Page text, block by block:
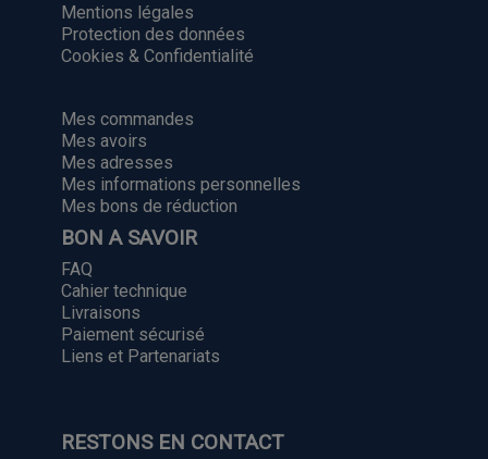
Mentions légales
Protection des données
Cookies & Confidentialité
Mes commandes
Mes avoirs
Mes adresses
Mes informations personnelles
Mes bons de réduction
BON A SAVOIR
FAQ
Cahier technique
Livraisons
Paiement sécurisé
Liens et Partenariats
RESTONS EN CONTACT